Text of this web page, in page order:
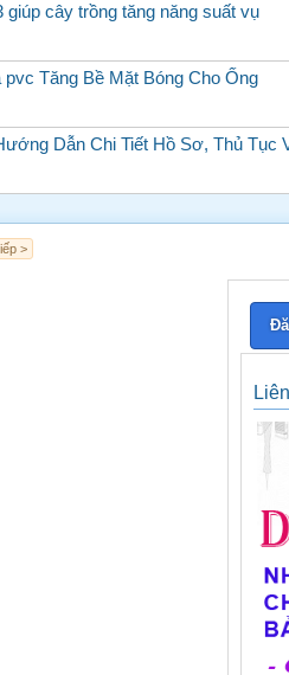
giúp cây trồng tăng năng suất vụ
Tăng Bề Mặt Bóng Cho Ống
Dẫn Chi Tiết Hồ Sơ, Thủ Tục
>